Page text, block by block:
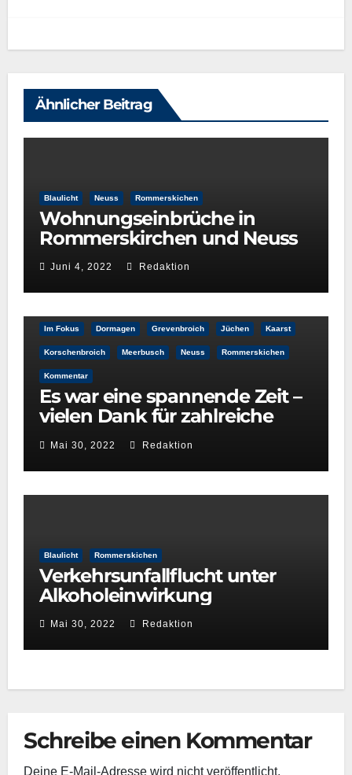
Ähnlicher Beitrag
Blaulicht Neuss Rommerskichen
Wohnungseinbrüche in
Rommerskirchen und Neuss
Juni 4, 2022 Redaktion
Im Fokus Dormagen Grevenbroich Jüchen Kaarst
Korschenbroich Meerbusch Neuss Rommerskichen
Kommentar
Es war eine spannende Zeit –
vielen Dank für zahlreiche
Leser
Mai 30, 2022 Redaktion
Blaulicht Rommerskichen
Verkehrsunfallflucht unter
Alkoholeinwirkung
Mai 30, 2022 Redaktion
Schreibe einen Kommentar
Deine E-Mail-Adresse wird nicht veröffentlicht.